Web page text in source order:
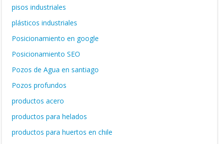
pisos industriales
plásticos industriales
Posicionamiento en google
Posicionamiento SEO
Pozos de Agua en santiago
Pozos profundos
productos acero
productos para helados
productos para huertos en chile